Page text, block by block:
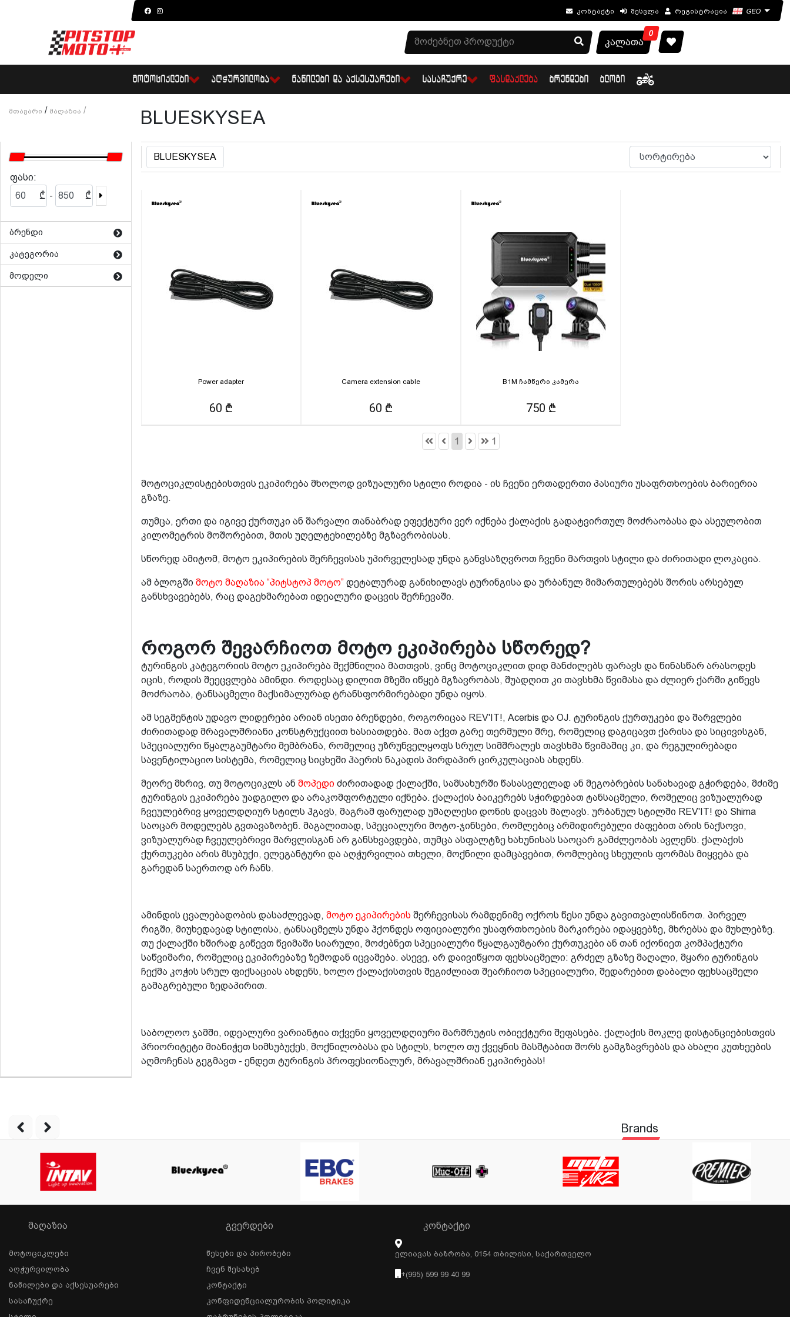
კონტაქტი შესვლა რეგისტრაცია GEO
0
კალათა
ᲛᲝᲢᲝᲪᲘᲙᲚᲔᲑᲘ ᲐᲦᲭᲣᲠᲕᲘᲚᲝᲑᲐ ᲜᲐᲬᲘᲚᲔᲑᲘ ᲓᲐ ᲐᲥᲡᲔᲡᲣᲐᲠᲔᲑᲘ ᲡᲐᲡᲐᲩᲣᲥᲠᲔ ᲤᲐᲡᲓᲐᲙᲚᲔᲑᲐ ᲑᲠᲔᲜᲓᲔᲑᲘ ᲑᲚᲝᲒᲘ
Მთავარი / Მაღაზია / BLUESKYSEA
ფასი:
₾ - ₾
ბრენდი
კატეგორია
მოდელი
BLUESKYSEA
Power adapter
60 ₾
Camera extension cable
60 ₾
B1M ჩამწერი კამერა
750 ₾
1 1
მოტოციკლისტებისთვის ეკიპირება მხოლოდ ვიზუალური სტილი როდია - ის ჩვენი ერთადერთი პასიური უსაფრთხოების ბარიერია
გზაზე.
თუმცა, ერთი და იგივე ქურთუკი ან შარვალი თანაბრად ეფექტური ვერ იქნება ქალაქის გადატვირთულ მოძრაობასა და ასეულობით
კილომეტრის მოშორებით, მთის უღელტეხილებზე მგზავრობისას.
სწორედ ამიტომ, მოტო ეკიპირების შერჩევისას უპირველესად უნდა განვსაზღვროთ ჩვენი მართვის სტილი და ძირითადი ლოკაცია.
ამ ბლოგში მოტო მაღაზია “პიტსტოპ მოტო” დეტალურად განიხილავს ტურინგისა და ურბანულ მიმართულებებს შორის არსებულ
განსხვავებებს, რაც დაგეხმარებათ იდეალური დაცვის შერჩევაში.
როგორ შევარჩიოთ მოტო ეკიპირება სწორედ?
ტურინგის კატეგორიის მოტო ეკიპირება შექმნილია მათთვის, ვინც მოტოციკლით დიდ მანძილებს ფარავს და წინასწარ არასოდეს
იცის, როდის შეეცვლება ამინდი. როდესაც დილით მზეში იწყებ მგზავრობას, შუადღით კი თავსხმა წვიმასა და ძლიერ ქარში გიწევს
მოძრაობა, ტანსაცმელი მაქსიმალურად ტრანსფორმირებადი უნდა იყოს.
ამ სეგმენტის უდავო ლიდერები არიან ისეთი ბრენდები, როგორიცაა REV'IT!, Acerbis და OJ. ტურინგის ქურთუკები და შარვლები
ძირითადად მრავალშრიანი კონსტრუქციით ხასიათდება. მათ აქვთ გარე თერმული შრე, რომელიც დაგიცავთ ქარისა და სიცივისგან,
სპეციალური წყალგაუმტარი მემბრანა, რომელიც უზრუნველყოფს სრულ სიმშრალეს თავსხმა წვიმაშიც კი, და რეგულირებადი
სავენტილაციო სისტემა, რომელიც სიცხეში ჰაერის ნაკადის პირდაპირ ცირკულაციას ახდენს.
მეორე მხრივ, თუ მოტოციკლს ან მოპედი ძირითადად ქალაქში, სამსახურში წასასვლელად ან მეგობრების სანახავად გჭირდება, მძიმე
ტურინგის ეკიპირება უადგილო და არაკომფორტული იქნება. ქალაქის ბაიკერებს სჭირდებათ ტანსაცმელი, რომელიც ვიზუალურად
ჩვეულებრივ ყოველდღიურ სტილს ჰგავს, მაგრამ ფარულად უმაღლესი დონის დაცვას მალავს. ურბანულ სტილში REV'IT! და Shima
საოცარ მოდელებს გვთავაზობენ. მაგალითად, სპეციალური მოტო-ჯინსები, რომლებიც არმიდირებული ძაფებით არის ნაქსოვი,
ვიზუალურად ჩვეულებრივი შარვლისგან არ განსხვავდება, თუმცა ასფალტზე ხახუნისას საოცარ გამძლეობას ავლენს. ქალაქის
ქურთუკები არის მსუბუქი, ელეგანტური და აღჭურვილია თხელი, მოქნილი დამცავებით, რომლებიც სხეულის ფორმას მიყვება და
გარედან საერთოდ არ ჩანს.
ამინდის ცვალებადობის დასაძლევად, მოტო ეკიპირების შერჩევისას რამდენიმე ოქროს წესი უნდა გავითვალისწინოთ. პირველ
რიგში, მიუხედავად სტილისა, ტანსაცმელს უნდა ჰქონდეს ოფიციალური უსაფრთხოების მარკირება იდაყვებზე, მხრებსა და მუხლებზე.
თუ ქალაქში ხშირად გიწევთ წვიმაში სიარული, მოძებნეთ სპეციალური წყალგაუმტარი ქურთუკები ან თან იქონიეთ კომპაქტური
საწვიმარი, რომელიც ეკიპირებაზე ზემოდან იცვამება. ასევე, არ დაივიწყოთ ფეხსაცმელი: გრძელ გზაზე მაღალი, მყარი ტურინგის
ჩექმა კოჭის სრულ ფიქსაციას ახდენს, ხოლო ქალაქისთვის შეგიძლიათ შეარჩიოთ სპეციალური, შედარებით დაბალი ფეხსაცმელი
გამაგრებული ზედაპირით.
საბოლოო ჯამში, იდეალური ვარიანტია თქვენი ყოველდღიური მარშრუტის ობიექტური შეფასება. ქალაქის მოკლე დისტანციებისთვის
პრიორიტეტი მიანიჭეთ სიმსუბუქეს, მოქნილობასა და სტილს, ხოლო თუ ქვეყნის მასშტაბით შორს გამგზავრებას და ახალი კუთხეების
აღმოჩენას გეგმავთ - ენდეთ ტურინგის პროფესიონალურ, მრავალშრიან ეკიპირებას!
Brands
ᲛᲐᲦᲐᲖᲘᲐ
Მოტოციკლები
Აღჭურვილობა
Ნაწილები Და Აქსესუარები
Სასაჩუქრე
ᲒᲕᲔᲠᲓᲔᲑᲘ
Წესები Და Პირობები
Ჩვენ Შესახებ
Კონტაქტი
Კონფიდენციალურობის Პოლიტიკა
ᲙᲝᲜᲢᲐᲥᲢᲘ
Ელიავას Ბაზრობა, 0154 Თბილისი, Საქართველო
+(995) 599 99 40 99